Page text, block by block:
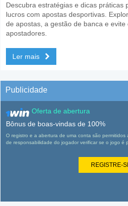
Descubra estratégias e dicas práticas
lucros com apostas desportivas.
de apostas, a gestão de banca e
apostadores.
Ler mais
Publicidade
Oferta de abertura
Bônus de boas-vindas de 100%
O registro e a abertura de uma conta são
de responsabilidade do jogador verificar se o jogo é
REGISTRE-